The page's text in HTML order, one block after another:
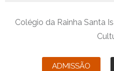
Colégio da Rainha Santa
ADMISSÃO